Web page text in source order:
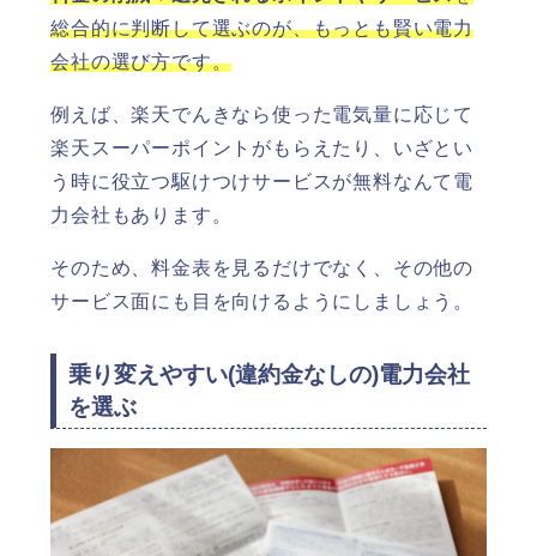
総合的に判断して選ぶのが、もっとも賢い電力
会社の選び方です。
例えば、楽天でんきなら使った電気量に応じて
楽天スーパーポイントがもらえたり、いざとい
う時に役立つ駆けつけサービスが無料なんて電
力会社もあります。
そのため、料金表を見るだけでなく、その他の
サービス面にも目を向けるようにしましょう。
乗り変えやすい(違約金なしの)電力会社
を選ぶ